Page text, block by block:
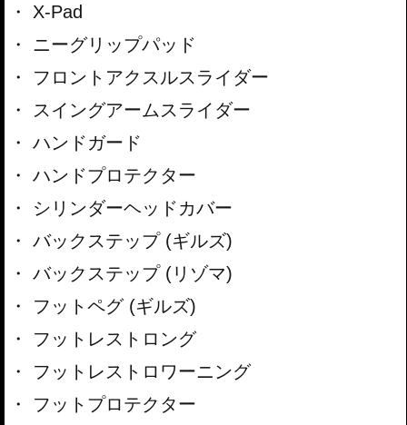
X-Pad
ニーグリップパッド
フロントアクスルスライダー
スイングアームスライダー
ハンドガード
ハンドプロテクター
シリンダーヘッドカバー
バックステップ (ギルズ)
バックステップ (リゾマ)
フットペグ (ギルズ)
フットレストロング
フットレストロワーニング
フットプロテクター